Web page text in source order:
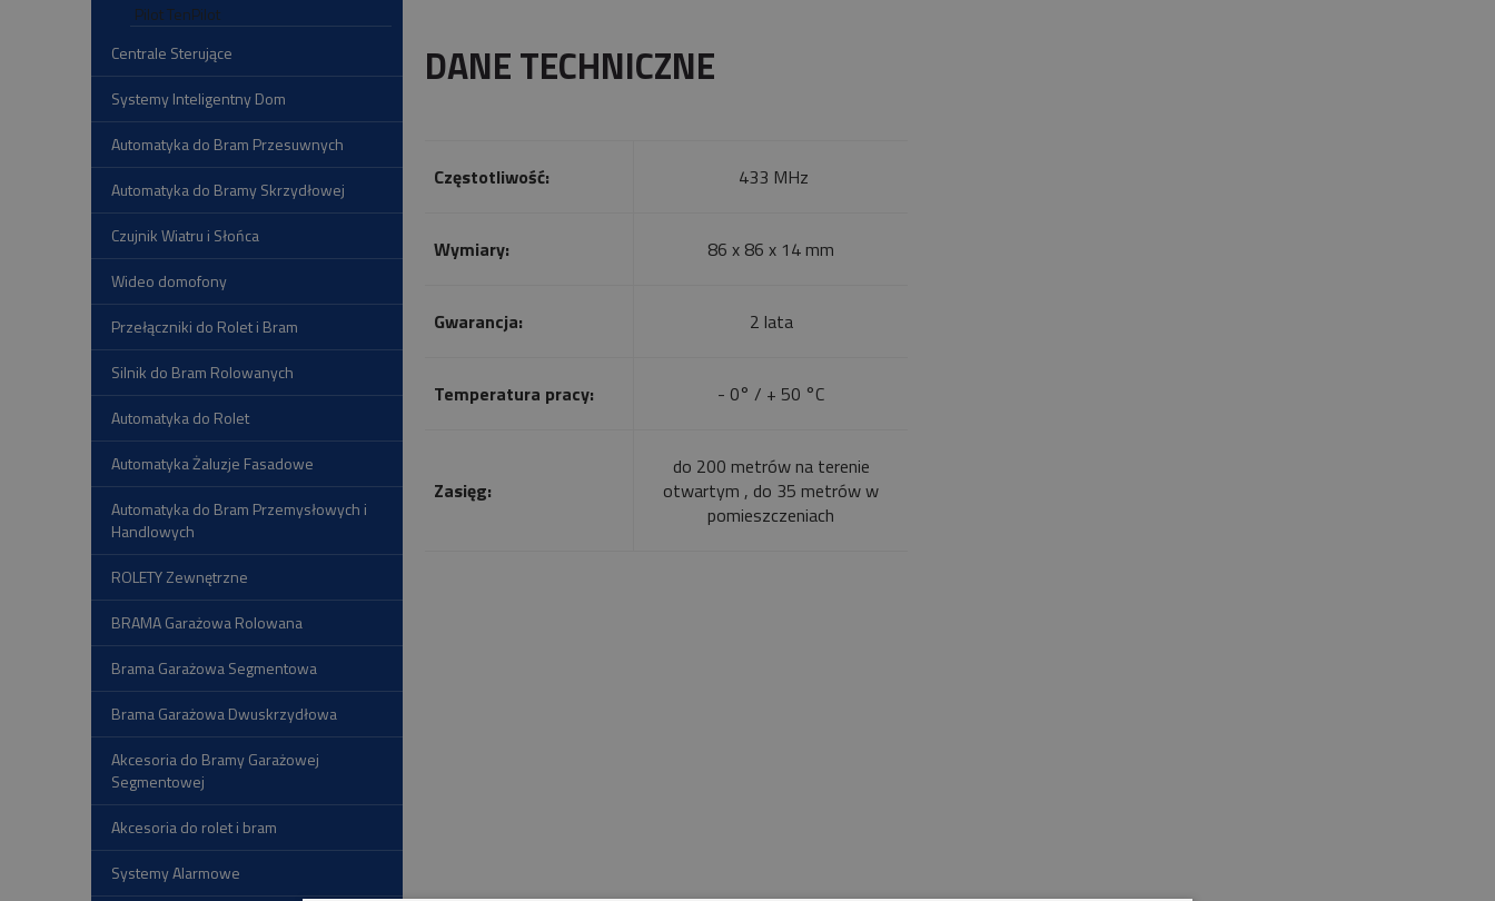
Pilot TenPilot
Centrale Sterujące
Systemy Inteligentny Dom
Automatyka do Bram Przesuwnych
Automatyka do Bramy Skrzydłowej
Czujnik Wiatru i Słońca
Wideo domofony
Przełączniki do Rolet i Bram
Silnik do Bram Rolowanych
Automatyka do Rolet
Automatyka Żaluzje Fasadowe
Automatyka do Bram Przemysłowych i
Handlowych
ROLETY Zewnętrzne
BRAMA Garażowa Rolowana
Brama Garażowa Segmentowa
Brama Garażowa Dwuskrzydłowa
Akcesoria do Bramy Garażowej
Segmentowej
Akcesoria do rolet i bram
Systemy Alarmowe
DANE TECHNICZNE
Częstotliwość: 433 MHz
Wymiary: 86 x 86 x 14 mm
Gwarancja: 2 lata
Temperatura pracy: - 0° / + 50 °C
Zasięg:
do 200 metrów na terenie
otwartym , do 35 metrów w
pomieszczeniach